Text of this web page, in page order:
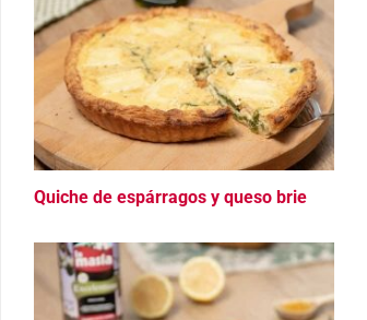
Quiche de espárragos y queso brie